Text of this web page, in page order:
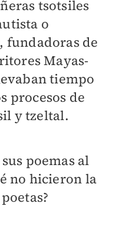
tsotsiles
o
fundadoras de
Mayas-
tiempo
procesos de
y tzeltal.
poemas al
no hicieron la